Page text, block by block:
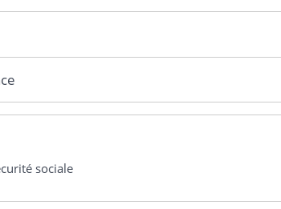
sociale